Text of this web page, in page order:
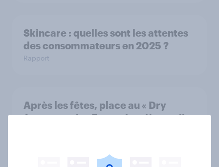
Skincare : quelles sont les attentes
des consommateurs en 2025 ?
Rapport
Après les fêtes, place au « Dry
January » : les Français relèvent-ils